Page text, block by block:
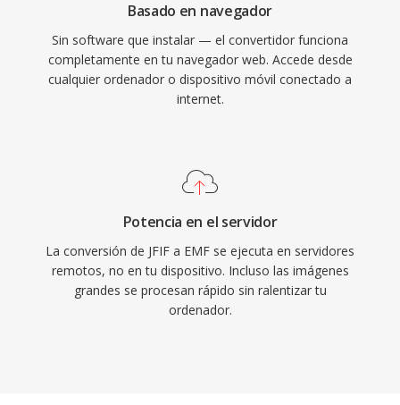
Basado en navegador
Sin software que instalar — el convertidor funciona
completamente en tu navegador web. Accede desde
cualquier ordenador o dispositivo móvil conectado a
internet.
Potencia en el servidor
La conversión de JFIF a EMF se ejecuta en servidores
remotos, no en tu dispositivo. Incluso las imágenes
grandes se procesan rápido sin ralentizar tu
ordenador.